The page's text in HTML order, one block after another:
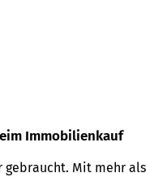
Immobilienkauf
gebraucht. Mit mehr als